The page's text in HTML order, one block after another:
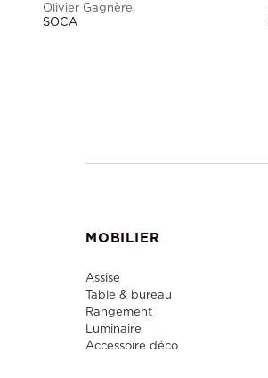
Olivier Gagnère
SOCA
MOBILIER
Assise
Table & bureau
Rangement
Luminaire
Accessoire déco